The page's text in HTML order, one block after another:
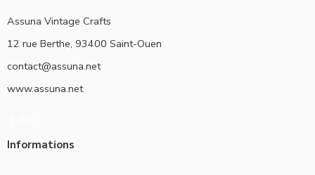
Assuna Vintage Crafts
12 rue Berthe, 93400 Saint-Ouen
contact@assuna.net
www.assuna.net
Informations